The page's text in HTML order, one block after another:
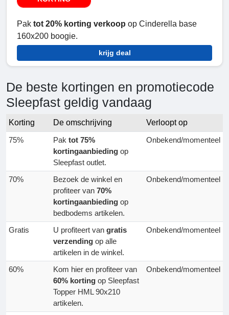
Pak tot 20% korting verkoop op Cinderella base
160x200 boogie.
krijg deal
De beste kortingen en promotiecode
Sleepfast geldig vandaag
Korting De omschrijving
Verloopt op
75%
Pak tot 75%
kortingaanbieding op
Sleepfast outlet.
Onbekend/momenteel
70%
Bezoek de winkel en
profiteer van 70%
kortingaanbieding op
bedbodems artikelen.
Onbekend/momenteel
Gratis U profiteert van gratis
verzending op alle
artikelen in de winkel.
Onbekend/momenteel
60%
Kom hier en profiteer van
60% korting op Sleepfast
Topper HML 90x210
artikelen.
Onbekend/momenteel